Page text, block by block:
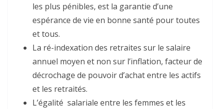
les plus pénibles, est la garantie d’une
espérance de vie en bonne santé pour toutes
et tous.
La ré-indexation des retraites sur le salaire
annuel moyen et non sur l’inflation, facteur de
décrochage de pouvoir d’achat entre les actifs
et les retraités.
L’égalité salariale entre les femmes et les